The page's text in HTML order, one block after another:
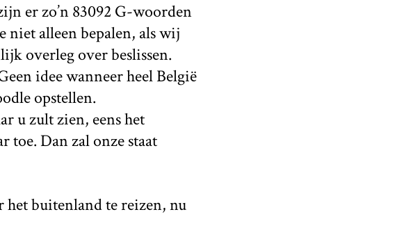
er zo’n 83092 G-woorden
alleen bepalen, als wij
overleg over beslissen.
idee wanneer heel België
opstellen.
u zult zien, eens het
toe. Dan zal onze staat
het buitenland te reizen, nu